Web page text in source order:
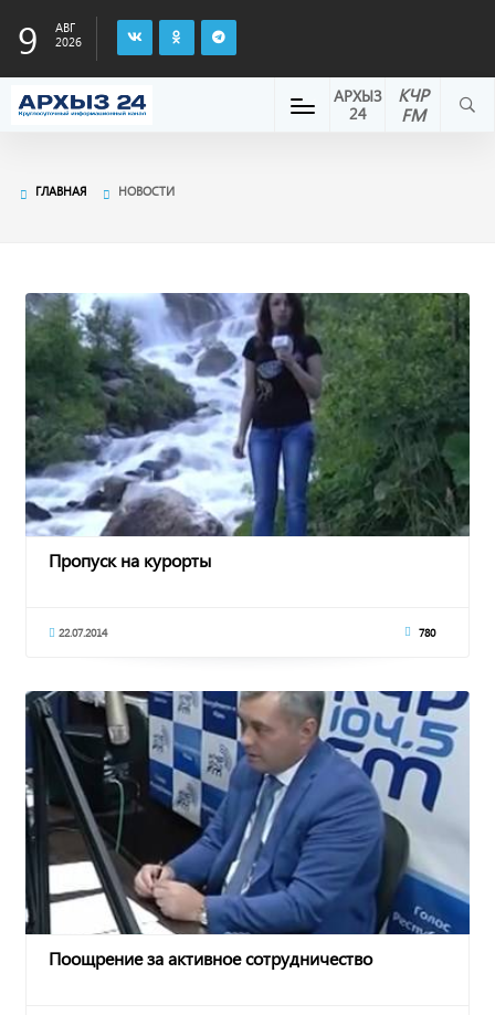
9
АВГ
2026
КЧР
FM
АРХЫЗ
24
ГЛАВНАЯ НОВОСТИ
Пропуск на курорты
22.07.2014 780
Поощрение за активное сотрудничество